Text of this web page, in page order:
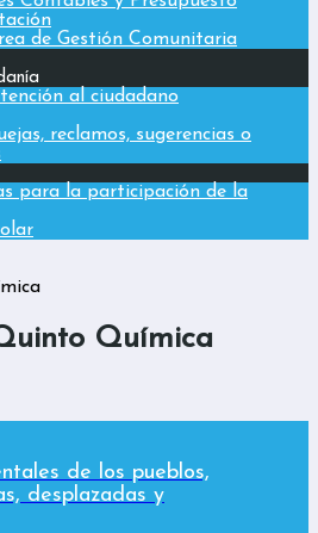
de Gestión Comunitaria
al ciudadano
reclamos, sugerencias o
para la participación de la
Química
de los pueblos,
desplazadas y